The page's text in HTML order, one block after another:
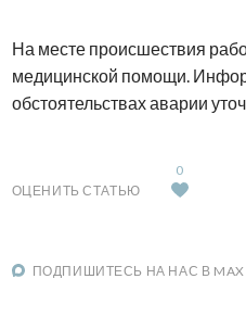
На месте происшествия
медицинской помощи.
обстоятельствах аварии
ОЦЕНИТЬ СТАТЬЮ
0
ПОДПИШИТЕСЬ НА НАС В MAX